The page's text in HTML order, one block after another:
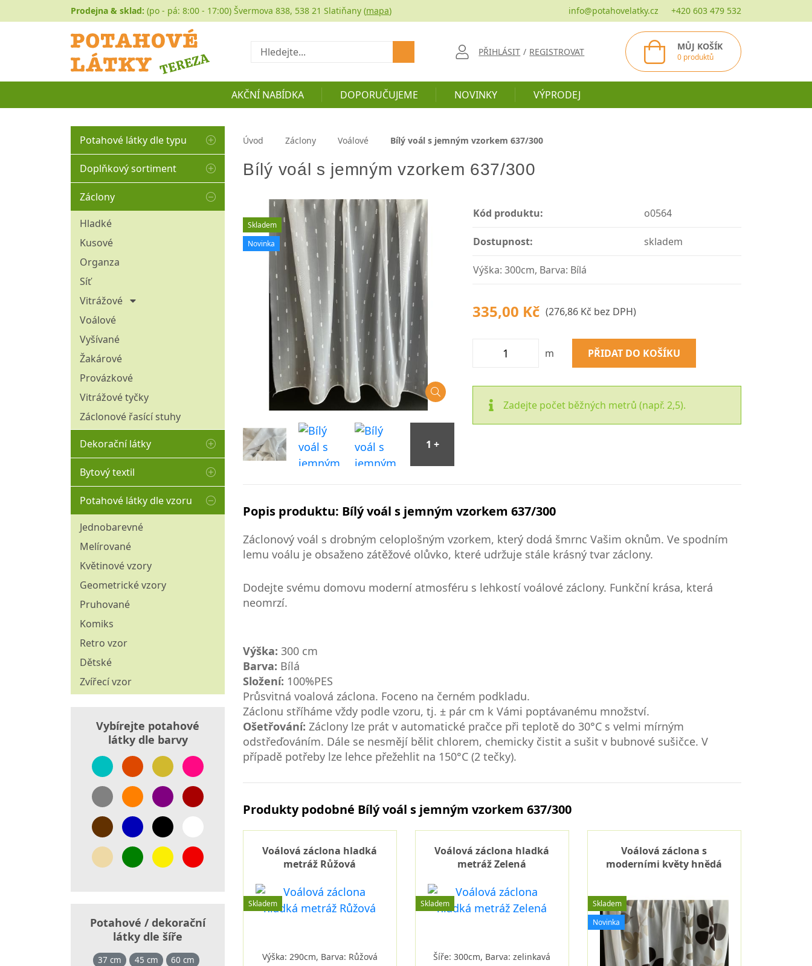
Prodejna & sklad: (po - pá: 8:00 - 17:00) Švermova 838, 538 21 Slatiňany (mapa) info@potahovelatky.cz +420 603 479 532
Hledat PŘIHLÁSIT / REGISTROVAT MŮJ KOŠÍK
0 produktů
AKČNÍ NABÍDKA DOPORUČUJEME NOVINKY VÝPRODEJ
Potahové látky dle typu
Autočalounění
Buklé
Koženka
Historické a gobelíny
Manšestr
Mikroplyše
Omyvatelné - aqua clean
Pružné
Přírodní
Tištěné
Tkané hladké (bez vlasu)
Tkané plyše
Umělá kožešina
Venkovní (nepromokavé)
Žinylkové
Doplňkový sortiment
Matracovina
Molitany
Ozdobné borty
Ozdobné střapce
Ozdobné šňůry
Záclony
Hladké
Kusové
Organza
Síť
Vitrážové
30 cm
45 cm
Voálové
Vyšívané
Žakárové
Provázkové
Vitrážové tyčky
Záclonové řasící stuhy
Dekorační látky
100% bavlna
Blackout
Režné
Sýpkovina
Štoly
Ubrusoviny
Vánoční dekorační látky
Závěsové látky
Bytový textil
Matracový chránič
Polštáře
Povlaky na polštáře
Povlečení
Přikrývky
Potahové látky dle vzoru
Jednobarevné
Melírované
Květinové vzory
Geometrické vzory
Pruhované
Komiks
Retro vzor
Dětské
Zvířecí vzor
Vybírejte potahové
látky dle barvy
Potahové / dekorační
látky dle šíře
37 cm 45 cm
60 cm
Úvod Záclony Voálové Bílý voál s jemným vzorkem 637/300
Bílý voál s jemným vzorkem 637/300
Skladem
Novinka
Kód produktu: o0564
Dostupnost: skladem
Výška: 300cm, Barva: Bílá
335,00 Kč (276,86 Kč bez DPH)
m PŘIDAT DO KOŠÍKU
Zadejte počet běžných metrů (např. 2,5).
Popis produktu: Bílý voál s jemným vzorkem 637/300
Záclonový voál s drobným celoplošným vzorkem, který dodá šmrnc Vašim oknům. Ve spodním
lemu voálu je obsaženo zátěžové olůvko, které udržuje stále krásný tvar záclony.
Dodejte svému domovu moderní atmosféru s lehkostí voálové záclony. Funkční krása, která
neomrzí.
Výška: 300 cm
Barva: Bílá
Složení: 100%PES
Průsvitná voalová záclona. Foceno na černém podkladu.
Záclonu stříháme vždy podle vzoru, tj. ± pár cm k Vámi poptávanému množství.
Ošetřování: Záclony lze prát v automatické pračce při teplotě do 30°C s velmi mírným
odstřeďováním. Dále se nesmějí bělit chlorem, chemicky čistit a sušit v bubnové sušičce. V
případě potřeby lze lehce přežehlit na 150°C (2 tečky).
Produkty podobné Bílý voál s jemným vzorkem 637/300
Voálová záclona hladká
metráž Růžová
Skladem
Výška: 290cm, Barva: Růžová
Voálová záclona hladká
metráž Zelená
Skladem
Šíře: 300cm, Barva: zelinkavá
Voálová záclona s
moderními květy hnědá
Skladem
Novinka